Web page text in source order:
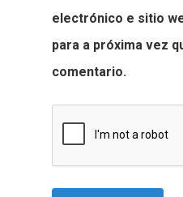
electrónico e sitio
para a próxima vez
comentario.